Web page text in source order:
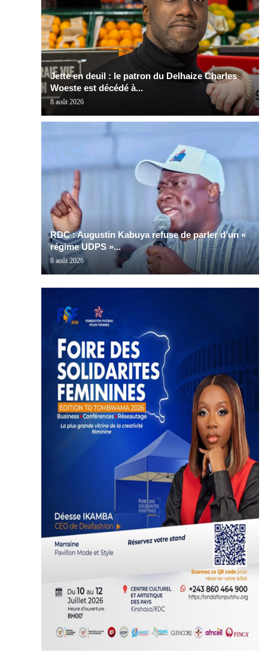
Jette en deuil : le patron du Delhaize Charles
Woeste est décédé à...
8 août 2026
RDC : Augustin Kabuya refuse de parler d’un «
régime UDPS »...
8 août 2026